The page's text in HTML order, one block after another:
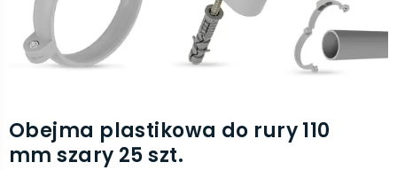
Obejma plastikowa do rury 110
mm szary 25 szt.